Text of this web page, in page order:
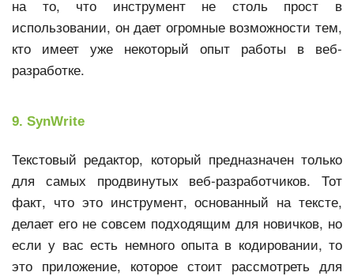
на то, что инструмент не столь прост в
использовании, он дает огромные возможности тем,
кто имеет уже некоторый опыт работы в веб-
разработке.
9. SynWrite
Текстовый редактор, который предназначен только
для самых продвинутых веб-разработчиков. Тот
факт, что это инструмент, основанный на тексте,
делает его не совсем подходящим для новичков, но
если у вас есть немного опыта в кодировании, то
это приложение, которое стоит рассмотреть для